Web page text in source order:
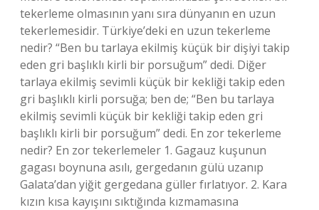
tekerleme olmasının yanı sıra dünyanın en uzun
tekerlemesidir. Türkiye’deki en uzun tekerleme
nedir? “Ben bu tarlaya ekilmiş küçük bir dişiyi takip
eden gri başlıklı kirli bir porsuğum” dedi. Diğer
tarlaya ekilmiş sevimli küçük bir kekliği takip eden
gri başlıklı kirli porsuğa; ben de; “Ben bu tarlaya
ekilmiş sevimli küçük bir kekliği takip eden gri
başlıklı kirli bir porsuğum” dedi. En zor tekerleme
nedir? En zor tekerlemeler 1. Gagauz kuşunun
gagası boynuna asılı, gergedanın gülü uzanıp
Galata’dan yiğit gergedana güller fırlatıyor. 2. Kara
kızın kısa kayışını sıktığında kızmamasına